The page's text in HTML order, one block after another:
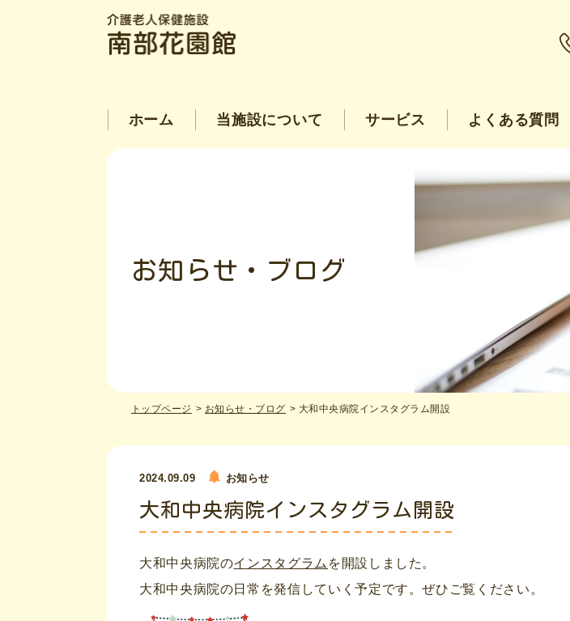
ホーム 当施設について サービス よくある質問
お知らせ・ブログ
トップページ お知らせ・ブログ 大和中央病院インスタグラム開設
2024.09.09 お知らせ
大和中央病院インスタグラム開設
大和中央病院のインスタグラム を開設しました。
大和中央病院の日常を発信していく予定です。ぜひご覧ください。